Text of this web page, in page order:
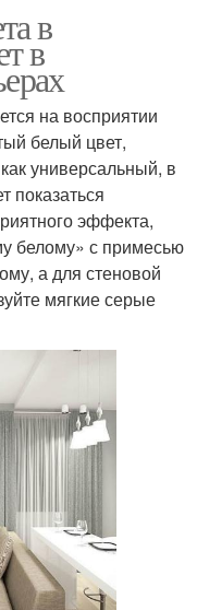
в
в
на восприятии
белый цвет,
универсальный, в
показаться
эффекта,
белому» с примесью
а для стеновой
мягкие серые